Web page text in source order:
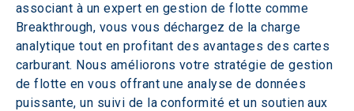
associant à un expert en gestion de flotte comme
Breakthrough, vous vous déchargez de la charge
analytique tout en profitant des avantages des cartes
carburant. Nous améliorons votre stratégie de gestion
de flotte en vous offrant une analyse de données
puissante, un suivi de la conformité et un soutien aux